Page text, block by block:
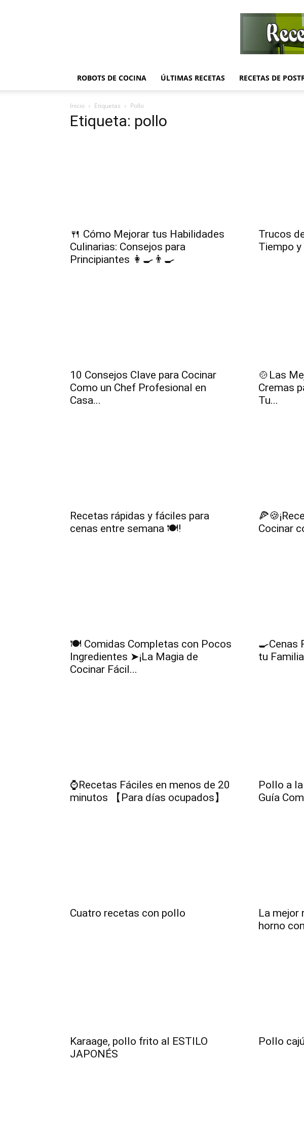
ROBOTS DE COCINA ÚLTIMAS RECETAS RECETAS DE
Inicio Etiquetas Pollo
Etiqueta: pollo
🍴 Cómo Mejorar tus Habilidades
Culinarias: Consejos para
Principiantes 👩‍🍳👨‍🍳
Trucos
Tiempo y
10 Consejos Clave para Cocinar
Como un Chef Profesional en
Casa...
🍲Las
Cremas
Tu...
Recetas rápidas y fáciles para
cenas entre semana 🍽️!
Cocinar
🍽️ Comidas Completas con Pocos
Ingredientes ➤¡La Magia de
Cocinar Fácil...
🍳Cenas
tu
⌚Recetas Fáciles en menos de 20
minutos 【Para días ocupados】
Pollo a
Guía
Cuatro recetas con pollo
La mejor
horno
Karaage, pollo frito al ESTILO
JAPONÉS
Pollo